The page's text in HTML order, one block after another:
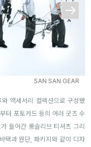
SAN SAN GEAR
액세서리 컬렉션으로 구성됐
터 포토카드 등의 여러 굿즈 수
들어간 롱슬리브 티셔츠 그리
택과 원단, 패키지와 같이 디자